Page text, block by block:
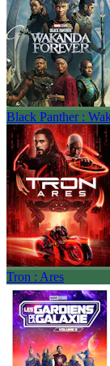
Black Panther :
Tron : Ares